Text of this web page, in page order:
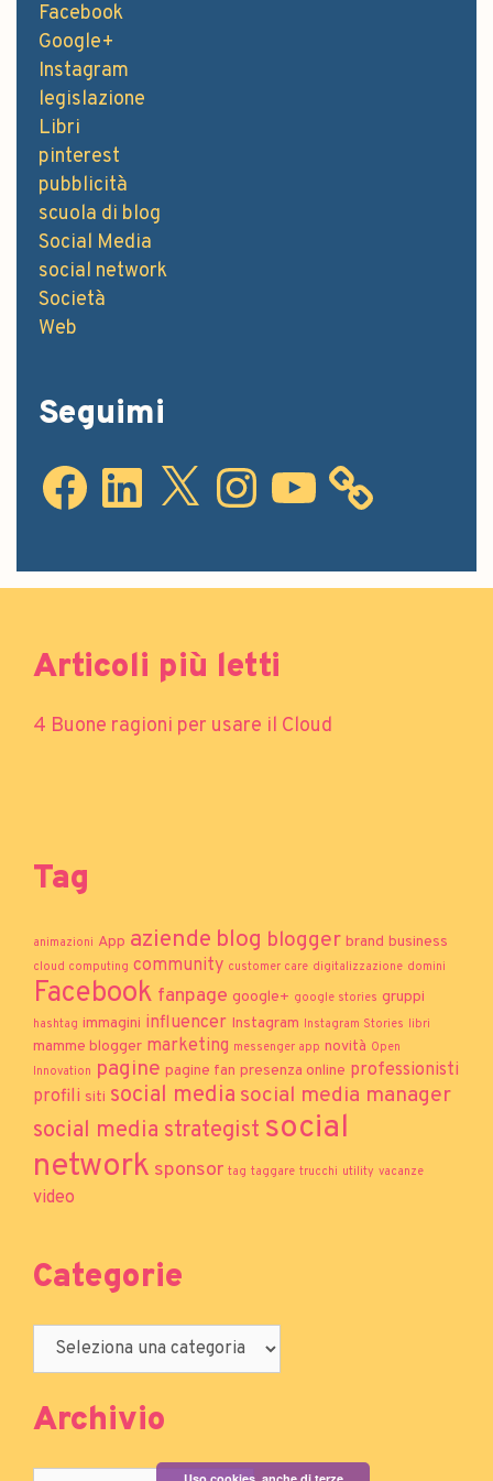
Facebook
Google+
Instagram
legislazione
Libri
pinterest
pubblicità
scuola di blog
Social Media
social network
Società
Web
Seguimi
Articoli più letti
4 Buone ragioni per usare il Cloud
Tag
animazioni App aziende blog blogger brand business
cloud computing community customer care digitalizzazione domini
Facebook fanpage google+ google stories gruppi
hashtag immagini influencer Instagram Instagram Stories libri
mamme blogger marketing messenger app novità Open
Innovation pagine pagine fan presenza online professionisti
profili siti social media social media manager
social media strategist social
network sponsor tag taggare trucchi utility vacanze
video
Categorie
Archivio